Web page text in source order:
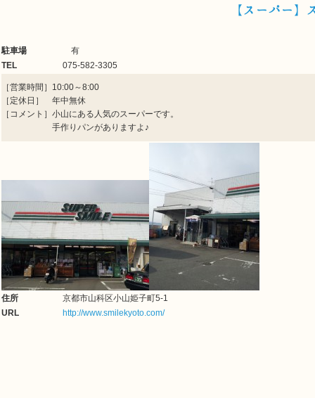
【スーパー
駐車場
有
TEL
075-582-3305
［営業時間］10:00～8:00
［定休日］ 年中無休
［コメント］小山にある人気のスーパーです。
手作りパンがありますよ♪
住所
京都市山科区小山姫子町5-1
URL
http://www.smilekyoto.com/